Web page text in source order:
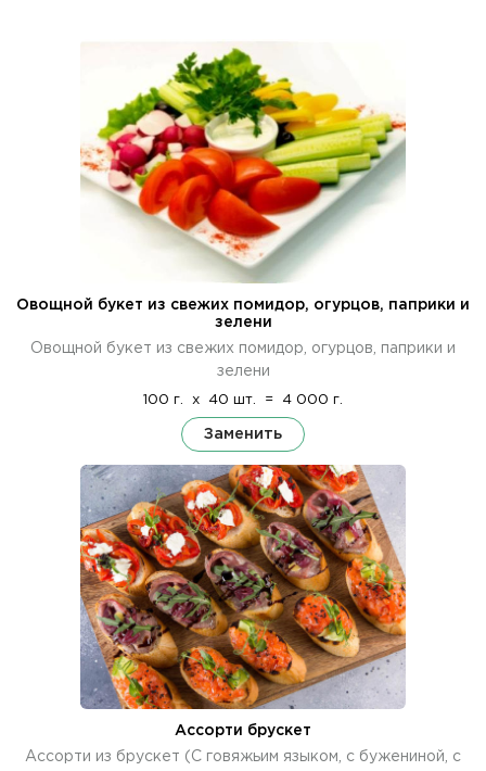
Овощной букет из свежих помидор, огурцов, паприки и
зелени
Овощной букет из свежих помидор, огурцов, паприки и
зелени
100 г. x 40 шт. = 4 000 г.
Заменить
Ассорти брускет
Ассорти из брускет (С говяжьим языком, с бужениной, с